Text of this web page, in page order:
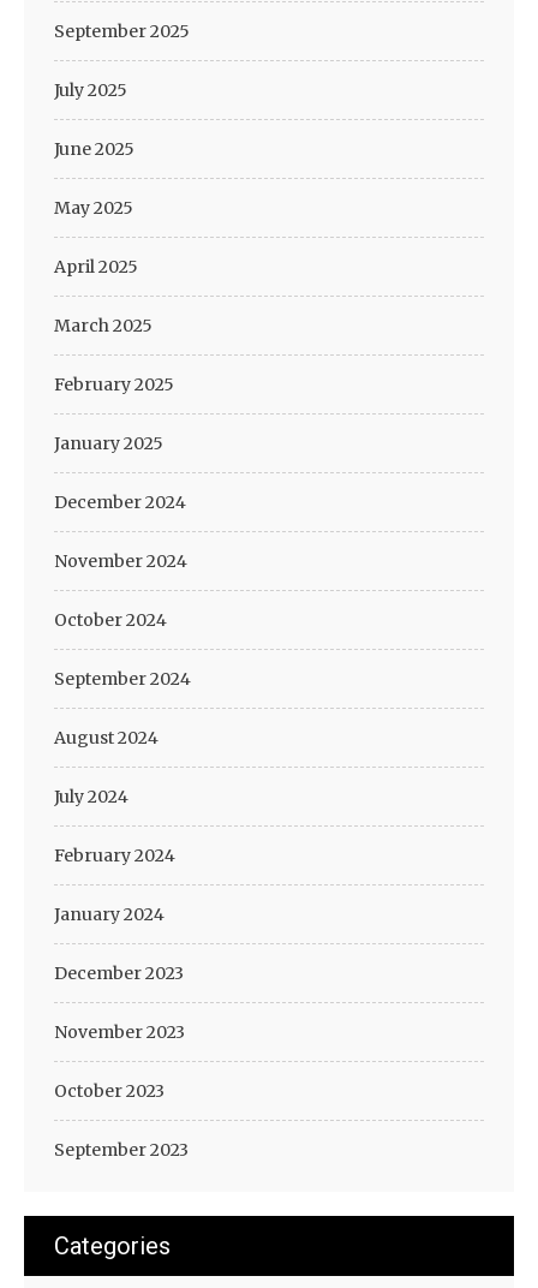
September 2025
July 2025
June 2025
May 2025
April 2025
March 2025
February 2025
January 2025
December 2024
November 2024
October 2024
September 2024
August 2024
July 2024
February 2024
January 2024
December 2023
November 2023
October 2023
September 2023
Categories